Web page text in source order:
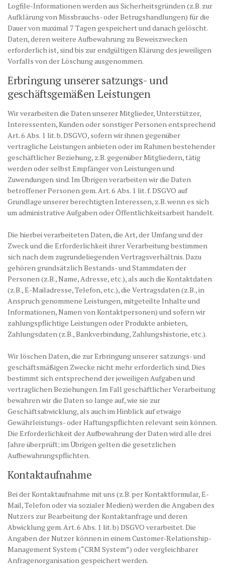
Logfile-Informationen werden aus Sicherheitsgründen (z.B. zur
Aufklärung von Missbrauchs- oder Betrugshandlungen) für die
Dauer von maximal 7 Tagen gespeichert und danach gelöscht.
Daten, deren weitere Aufbewahrung zu Beweiszwecken
erforderlich ist, sind bis zur endgültigen Klärung des jeweiligen
Vorfalls von der Löschung ausgenommen.
Erbringung unserer satzungs- und
geschäftsgemäßen Leistungen
Wir verarbeiten die Daten unserer Mitglieder, Unterstützer,
Interessenten, Kunden oder sonstiger Personen entsprechend
Art. 6 Abs. 1 lit. b. DSGVO, sofern wir ihnen gegenüber
vertragliche Leistungen anbieten oder im Rahmen bestehender
geschäftlicher Beziehung, z.B. gegenüber Mitgliedern, tätig
werden oder selbst Empfänger von Leistungen und
Zuwendungen sind. Im Übrigen verarbeiten wir die Daten
betroffener Personen gem. Art. 6 Abs. 1 lit. f. DSGVO auf
Grundlage unserer berechtigten Interessen, z.B. wenn es sich
um administrative Aufgaben oder Öffentlichkeitsarbeit handelt.
Die hierbei verarbeiteten Daten, die Art, der Umfang und der
Zweck und die Erforderlichkeit ihrer Verarbeitung bestimmen
sich nach dem zugrundeliegenden Vertragsverhältnis. Dazu
gehören grundsätzlich Bestands- und Stammdaten der
Personen (z.B., Name, Adresse, etc.), als auch die Kontaktdaten
(z.B., E-Mailadresse, Telefon, etc.), die Vertragsdaten (z.B., in
Anspruch genommene Leistungen, mitgeteilte Inhalte und
Informationen, Namen von Kontaktpersonen) und sofern wir
zahlungspflichtige Leistungen oder Produkte anbieten,
Zahlungsdaten (z.B., Bankverbindung, Zahlungshistorie, etc.).
Wir löschen Daten, die zur Erbringung unserer satzungs- und
geschäftsmäßigen Zwecke nicht mehr erforderlich sind. Dies
bestimmt sich entsprechend der jeweiligen Aufgaben und
vertraglichen Beziehungen. Im Fall geschäftlicher Verarbeitung
bewahren wir die Daten so lange auf, wie sie zur
Geschäftsabwicklung, als auch im Hinblick auf etwaige
Gewährleistungs- oder Haftungspflichten relevant sein können.
Die Erforderlichkeit der Aufbewahrung der Daten wird alle drei
Jahre überprüft; im Übrigen gelten die gesetzlichen
Aufbewahrungspflichten.
Kontaktaufnahme
Bei der Kontaktaufnahme mit uns (z.B. per Kontaktformular, E-
Mail, Telefon oder via sozialer Medien) werden die Angaben des
Nutzers zur Bearbeitung der Kontaktanfrage und deren
Abwicklung gem. Art. 6 Abs. 1 lit. b) DSGVO verarbeitet. Die
Angaben der Nutzer können in einem Customer-Relationship-
Management System (“CRM System”) oder vergleichbarer
Anfragenorganisation gespeichert werden.